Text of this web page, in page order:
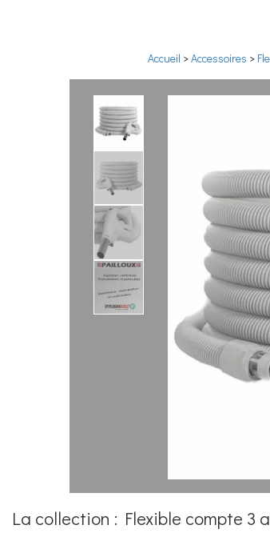
Accueil >Accessoires >
La collection : Flexible compte 3